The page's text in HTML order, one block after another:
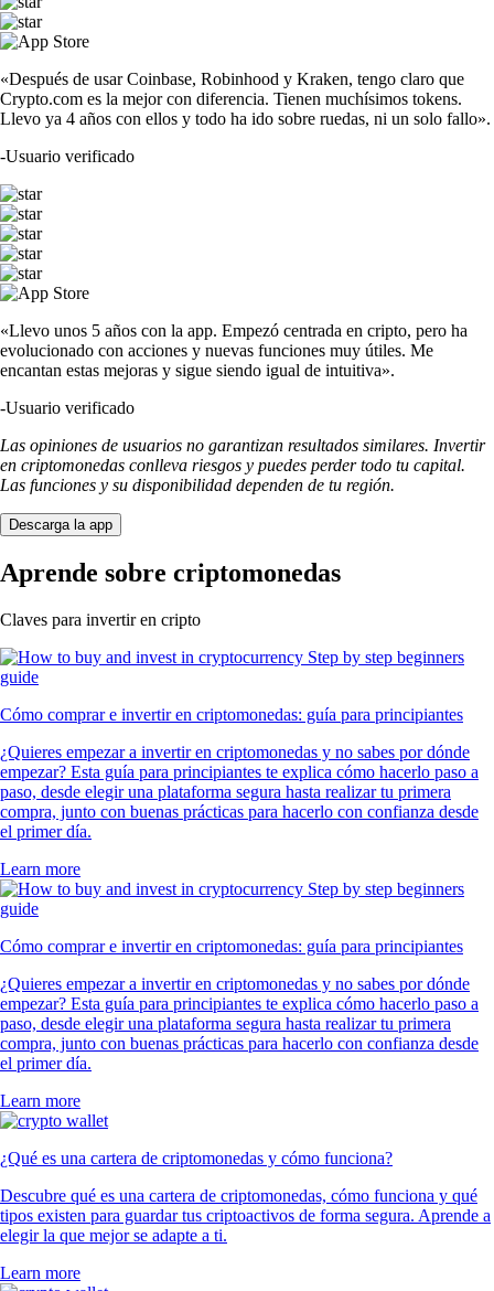
«Después de usar Coinbase, Robinhood y Kraken, tengo claro que
Crypto.com es la mejor con diferencia. Tienen muchísimos tokens.
Llevo ya 4 años con ellos y todo ha ido sobre ruedas, ni un solo fallo».
-Usuario verificado
«Llevo unos 5 años con la app. Empezó centrada en cripto, pero ha
evolucionado con acciones y nuevas funciones muy útiles. Me
encantan estas mejoras y sigue siendo igual de intuitiva».
-Usuario verificado
Las opiniones de usuarios no garantizan resultados similares. Invertir
en criptomonedas conlleva riesgos y puedes perder todo tu capital.
Las funciones y su disponibilidad dependen de tu región.
Descarga la app
Aprende sobre criptomonedas
Claves para invertir en cripto
Cómo comprar e invertir en criptomonedas: guía para principiantes
¿Quieres empezar a invertir en criptomonedas y no sabes por dónde
empezar? Esta guía para principiantes te explica cómo hacerlo paso a
paso, desde elegir una plataforma segura hasta realizar tu primera
compra, junto con buenas prácticas para hacerlo con confianza desde
el primer día.
Learn more
Cómo comprar e invertir en criptomonedas: guía para principiantes
¿Quieres empezar a invertir en criptomonedas y no sabes por dónde
empezar? Esta guía para principiantes te explica cómo hacerlo paso a
paso, desde elegir una plataforma segura hasta realizar tu primera
compra, junto con buenas prácticas para hacerlo con confianza desde
el primer día.
Learn more
¿Qué es una cartera de criptomonedas y cómo funciona?
Descubre qué es una cartera de criptomonedas, cómo funciona y qué
tipos existen para guardar tus criptoactivos de forma segura. Aprende a
elegir la que mejor se adapte a ti.
Learn more